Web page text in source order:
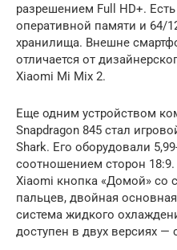
разрешением Full HD+.
оперативной памяти и 64/
хранилища. Внешне
отличается от
Xiaomi Mi Mix 2.
Еще одним устройством
Snapdragon 845 стал
Shark. Его оборудовали
соотношением сторон
Xiaomi кнопка «Домой» со
пальцев, двойная
система жидкого
доступен в двух версиях —